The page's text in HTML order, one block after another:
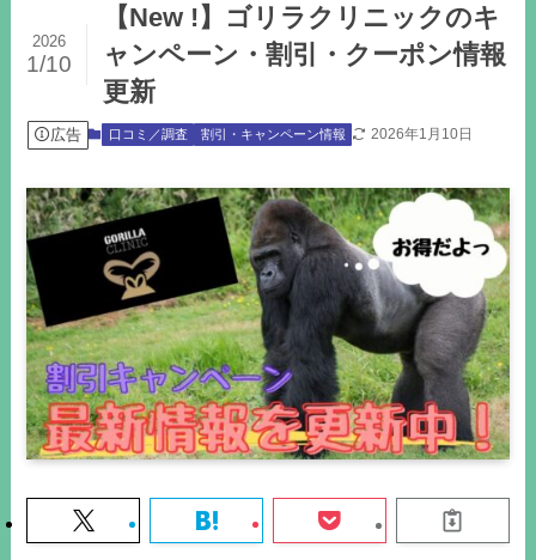
【New !】ゴリラクリニックのキ
ャンペーン・割引・クーポン情報
更新
2026
1/10
広告 口コミ／調査 割引・キャンペーン情報 2026年1月10日